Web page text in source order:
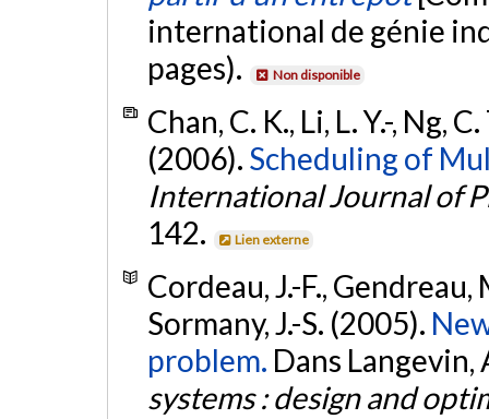
international de génie
pages).
Non disponible
Chan, C. K., Li, L. Y.-, Ng,
(2006). Scheduling of
International Journal of
142.
Lien externe
Cordeau, J.-F., Gendreau,
Sormany, J.-S. (2005).
problem. Dans Langevin,
systems : design and